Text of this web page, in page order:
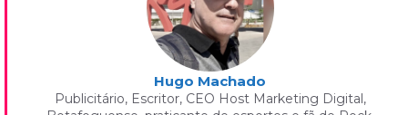
Hugo Machado
Publicitário, Escritor, CEO Host Marketing Digital,